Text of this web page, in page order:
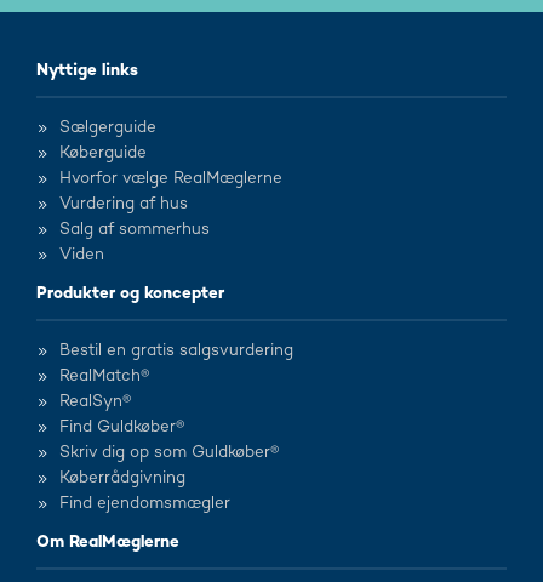
Nyttige links
Sælgerguide
Køberguide
Hvorfor vælge RealMæglerne
Vurdering af hus
Salg af sommerhus
Viden
Produkter og koncepter
Bestil en gratis salgsvurdering
RealMatch®
RealSyn®
Find Guldkøber®
Skriv dig op som Guldkøber®
Køberrådgivning
Find ejendomsmægler
Om RealMæglerne